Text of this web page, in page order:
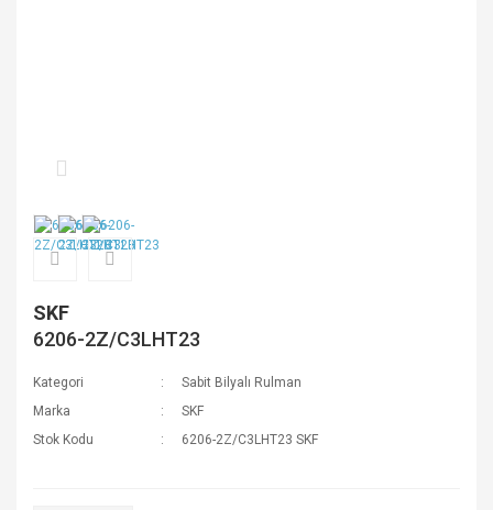
SKF
6206-2Z/C3LHT23
Kategori
Sabit Bilyalı Rulman
Marka
SKF
Stok Kodu
6206-2Z/C3LHT23 SKF